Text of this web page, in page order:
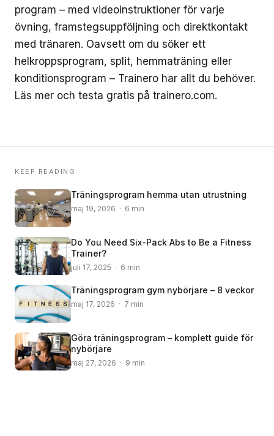
program – med videoinstruktioner för varje
övning, framstegsuppföljning och direktkontakt
med tränaren. Oavsett om du söker ett
helkroppsprogram, split, hemmaträning eller
konditionsprogram – Trainero har allt du behöver.
Läs mer och testa gratis på trainero.com.
KEEP READING
Träningsprogram hemma utan utrustning
maj 19, 2026 · 6 min
Do You Need Six-Pack Abs to Be a Fitness
Trainer?
juli 17, 2025 · 6 min
Träningsprogram gym nybörjare – 8 veckor
maj 17, 2026 · 7 min
Göra träningsprogram – komplett guide för
nybörjare
maj 27, 2026 · 9 min
© 2008 – 2024 Copyright © Trainero.com